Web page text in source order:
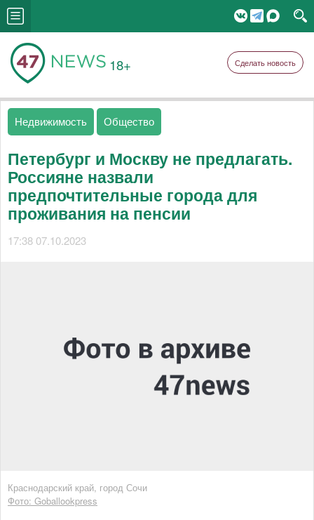
18+ Сделать новость
Недвижимость Общество
Петербург и Москву не предлагать.
Россияне назвали
предпочтительные города для
проживания на пенсии
17:38 07.10.2023
Краснодарский край, город Сочи
Фото: Goballookpress